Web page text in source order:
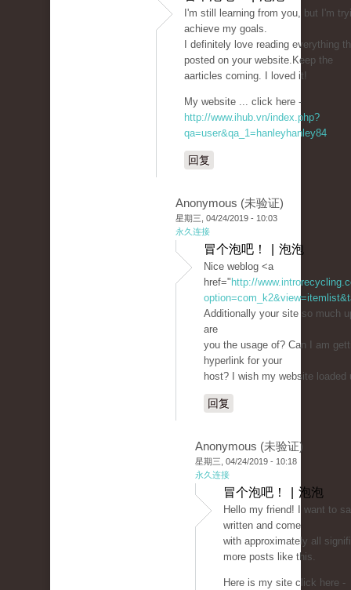
I'm still learning from you, but I'm
achieve my goals.
I definitely love reading everything
posted on your website.Keep the
aarticles coming. I loved it!
My website ... click here -
http://www.ihub.vn/index.php?
qa=user&qa_1=hanleyhanley84
回复
Anonymous (未验证)
星期三, 04/24/2019 - 10:03
永久连接
冒个泡吧！ | 泡泡
Nice weblog <a
href=" http://
Additionally your site so much
are
you the usage of? Can I am
hyperlink for your
host? I wish my website
回复
Anonymous (未验证)
星期三, 04/24/2019 - 10:18
永久连接
冒个泡吧！ | 泡泡
Hello my friend! I want to
written and come
with approximately all
more posts like this.
Here is my site click here -